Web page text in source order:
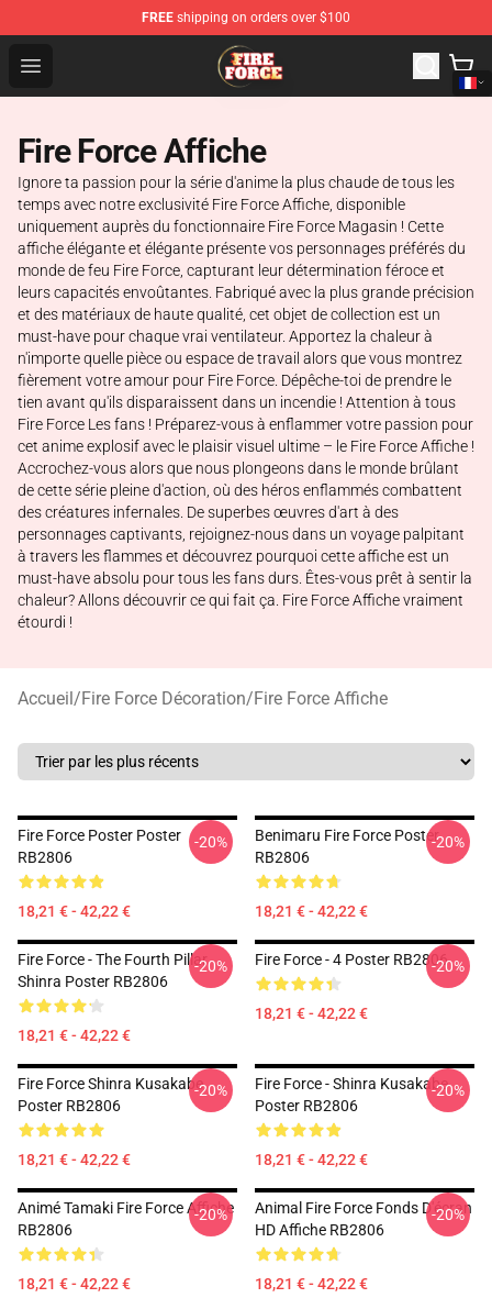
FREE shipping on orders over $100
Open menu
Fire Force Store - Official Fire Force Merchandise Shop
Fire Force Affiche
Ignore ta passion pour la série d'anime la plus chaude de tous les
temps avec notre exclusivité Fire Force Affiche, disponible
uniquement auprès du fonctionnaire Fire Force Magasin ! Cette
affiche élégante et élégante présente vos personnages préférés du
monde de feu Fire Force, capturant leur détermination féroce et
leurs capacités envoûtantes. Fabriqué avec la plus grande précision
et des matériaux de haute qualité, cet objet de collection est un
must-have pour chaque vrai ventilateur. Apportez la chaleur à
n'importe quelle pièce ou espace de travail alors que vous montrez
fièrement votre amour pour Fire Force. Dépêche-toi de prendre le
tien avant qu'ils disparaissent dans un incendie ! Attention à tous
Fire Force Les fans ! Préparez-vous à enflammer votre passion pour
cet anime explosif avec le plaisir visuel ultime – le Fire Force Affiche !
Accrochez-vous alors que nous plongeons dans le monde brûlant
de cette série pleine d'action, où des héros enflammés combattent
des créatures infernales. De superbes œuvres d'art à des
personnages captivants, rejoignez-nous dans un voyage palpitant
à travers les flammes et découvrez pourquoi cette affiche est un
must-have absolu pour tous les fans durs. Êtes-vous prêt à sentir la
chaleur? Allons découvrir ce qui fait ça. Fire Force Affiche vraiment
étourdi !
Accueil/Fire Force Décoration/Fire Force Affiche
Fire Force Poster Poster
RB2806
18,21 € - 42,22 €
-20%
Benimaru Fire Force Poster
RB2806
18,21 € - 42,22 €
-20%
Fire Force - The Fourth Pillar
Shinra Poster RB2806
18,21 € - 42,22 €
-20% Fire Force - 4 Poster RB2806
18,21 € - 42,22 €
-20%
Fire Force Shinra Kusakabe
Poster RB2806
18,21 € - 42,22 €
-20%
Fire Force - Shinra Kusakabe
Poster RB2806
18,21 € - 42,22 €
-20%
Animé Tamaki Fire Force Affiche
RB2806
18,21 € - 42,22 €
-20%
Animal Fire Force Fonds D'écran
HD Affiche RB2806
18,21 € - 42,22 €
-20%